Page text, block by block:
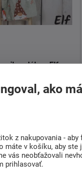
mikrovlákna Elf
€
1. týdne
deka Elf.
objať jemnosťou a
zahriať ...
ako
z nakupovania - aby
máte v košíku, aby ste
vás neobťažovali
prihlasovať.